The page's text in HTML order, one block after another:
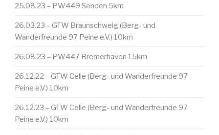
25.08.23 – PW449 Senden 5km
26.03.23 – GTW Braunschweig (Berg- und
Wanderfreunde 97 Peine e.V.) 10km
26.08.23 – PW447 Bremerhaven 15km
26.12.22 – GTW Celle (Berg- und Wanderfreunde 97
Peine e.V.) 10km
26.12.23 – GTW Celle (Berg- und Wanderfreunde 97
Peine e.V.) 10km